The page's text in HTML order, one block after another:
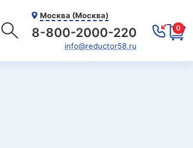
Москва (Москва)
8-800-2000-220
info@reductor58.ru
0